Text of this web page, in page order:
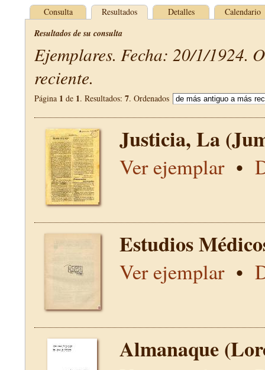
Consulta Resultados Detalles Calendario
Resultados de su consulta
Ejemplares. Fecha: 20/1/1924.
reciente.
Página 1 de 1. Resultados: 7. Ordenados
Justicia, La
Ver ejemplar•
Estudios
Ver ejemplar•
Almanaque